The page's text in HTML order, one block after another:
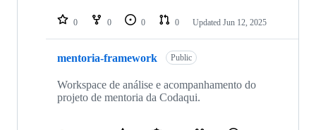
0 0 0 0 Updated Jun 12, 2025
mentoria-framework Public
Workspace de análise e acompanhamento do
projeto de mentoria da Codaqui.